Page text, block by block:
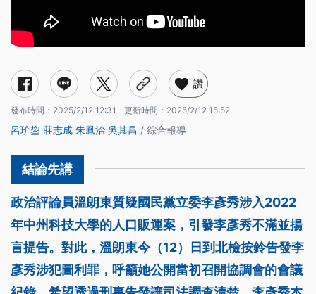
讚
發布時間： 2025/2/12 12:31 更新時間： 2025/2/12 15:52
呂玠鋆 莊志成 朱鳳治 吳其昌 / 綜合報導
政治評論員溫朗東質疑國民黨立委李彥秀涉入2022
年中州科技大學的人口販運案，引發李彥秀不滿並揚
言提告。對此，溫朗東今（12）日到北檢按鈴告發李
彥秀涉犯圖利罪，呼籲她公開當初召開協調會的會議